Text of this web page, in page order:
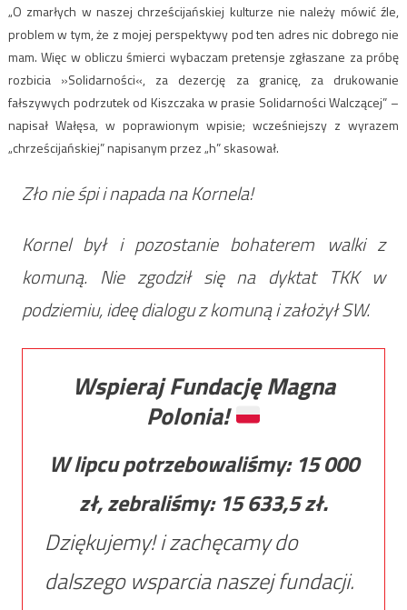
„O zmarłych w naszej chrześcijańskiej kulturze nie należy mówić źle,
problem w tym, że z mojej perspektywy pod ten adres nic dobrego nie
mam. Więc w obliczu śmierci wybaczam pretensje zgłaszane za próbę
rozbicia »Solidarności«, za dezercję za granicę, za drukowanie
fałszywych podrzutek od Kiszczaka w prasie Solidarności Walczącej” –
napisał Wałęsa, w poprawionym wpisie; wcześniejszy z wyrazem
„chrześcijańskiej” napisanym przez „h” skasował.
Zło nie śpi i napada na Kornela!
Kornel był i pozostanie bohaterem walki z
komuną. Nie zgodził się na dyktat TKK w
podziemiu, ideę dialogu z komuną i założył SW.
Wspieraj Fundację Magna
Polonia!
W lipcu potrzebowaliśmy: 15 000
zł, zebraliśmy: 15 633,5zł.
Dziękujemy! i zachęcamy do
dalszego wsparcia naszej fundacji.